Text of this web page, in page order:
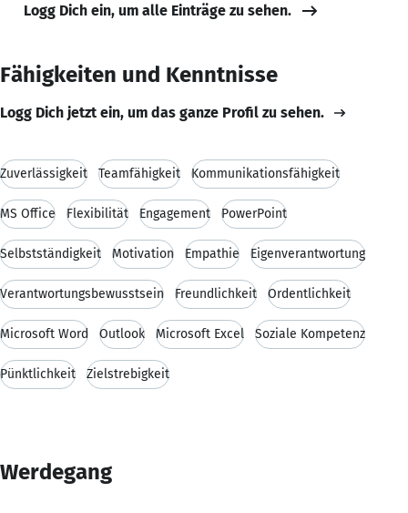
Logg Dich ein, um alle Einträge zu sehen.
Fähigkeiten und Kenntnisse
Logg Dich jetzt ein, um das ganze Profil zu sehen.
Zuverlässigkeit Teamfähigkeit Kommunikationsfähigkeit
MS Office Flexibilität Engagement PowerPoint
Selbstständigkeit Motivation Empathie Eigenverantwortung
Verantwortungsbewusstsein Freundlichkeit Ordentlichkeit
Microsoft Word Outlook Microsoft Excel Soziale Kompetenz
Pünktlichkeit Zielstrebigkeit
Werdegang